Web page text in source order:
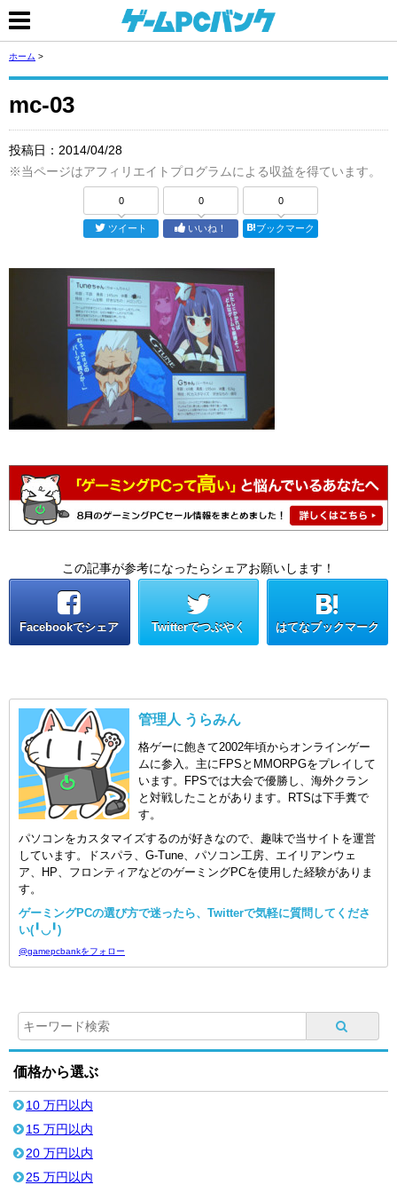
ホーム >
mc-03
投稿日： 2014/04/28
※当ページはアフィリエイトプログラムによる収益を得ています。
0
ツイート
0
いいね！
0
ブックマーク
この記事が参考になったらシェアお願いします！
Facebookでシェア Twitterでつぶやく はてなブックマーク
管理人 うらみん
格ゲーに飽きて2002年頃からオンラインゲー
ムに参入。主にFPSとMMORPGをプレイして
います。FPSでは大会で優勝し、海外クラン
と対戦したことがあります。RTSは下手糞で
す。
パソコンをカスタマイズするのが好きなので、趣味で当サイトを運営
しています。ドスパラ、G-Tune、パソコン工房、エイリアンウェ
ア、HP、フロンティアなどのゲーミングPCを使用した経験がありま
す。
ゲーミングPCの選び方で迷ったら、Twitterで気軽に質問してくださ
い(╹◡╹)
@gamepcbankをフォロー
価格から選ぶ
10 万円以内
15 万円以内
20 万円以内
25 万円以内